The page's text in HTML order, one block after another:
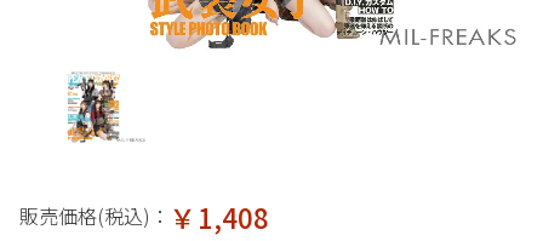
販売価格(税込)： ￥1,408